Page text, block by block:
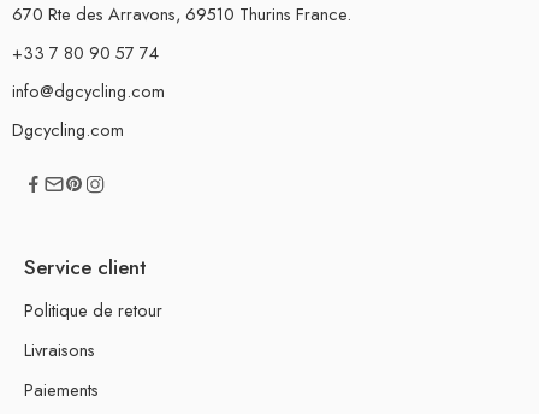
670 Rte des Arravons, 69510 Thurins France.
+33 7 80 90 57 74
info@dgcycling.com
Dgcycling.com
Service client
Politique de retour
Livraisons
Paiements